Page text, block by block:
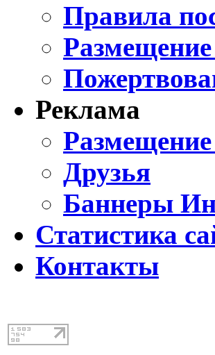
Правила
Реклама
Друзья
Баннеры
Статистика
Контакты